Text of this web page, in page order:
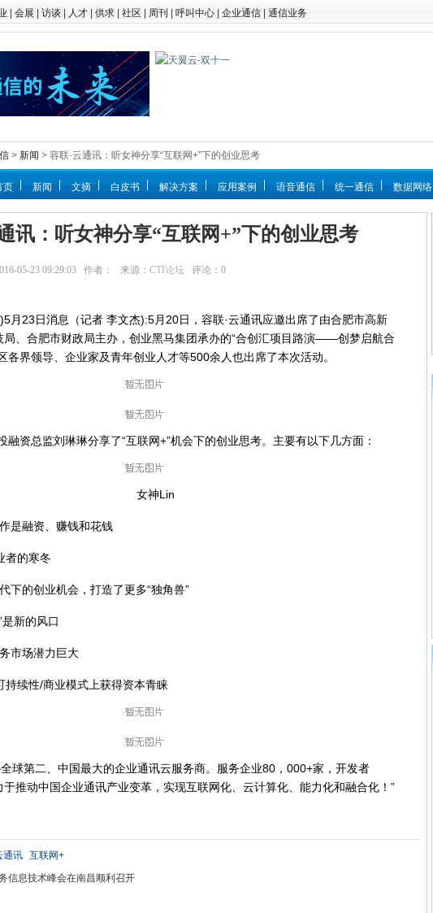
会展 访谈 人才 供求 社区 周刊 呼叫中心 企业通信 通信业务
> 新闻 > 容联·云通讯：听女神分享“互联网+”下的创业思考
页 新闻 文摘 白皮书 解决方案 应用案例 语音通信 统一通信 数据网络
讯：听女神分享“互联网+”下的创业思考
05-23 09:29:03 作者： 来源： CTI论坛 评论： 0
23日消息（记者 李文杰):5月20日，容联·云通讯应邀出席了由合肥市高新
局、合肥市财政局主办，创业黑马集团承办的“合创汇项目路演——创梦启航合
各界领导、企业家及青年创业人才等500余人也出席了本次活动。
资总监刘琳琳分享了“互联网+”机会下的创业思考。主要有以下几方面：
女神Lin
融资、赚钱和花钱
的寒冬
的创业机会，打造了更多“独角兽”
新的风口
市场潜力巨大
续性/商业模式上获得资本青睐
第二、中国最大的企业通讯云服务商。服务企业80，000+家，开发者
推动中国企业通讯产业变革，实现互联网化、云计算化、能力化和融合化！”
通讯 互联网+
信息技术峰会在南昌顺利召开